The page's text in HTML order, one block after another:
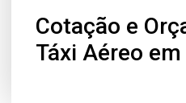
Cotação e
Táxi Aéreo